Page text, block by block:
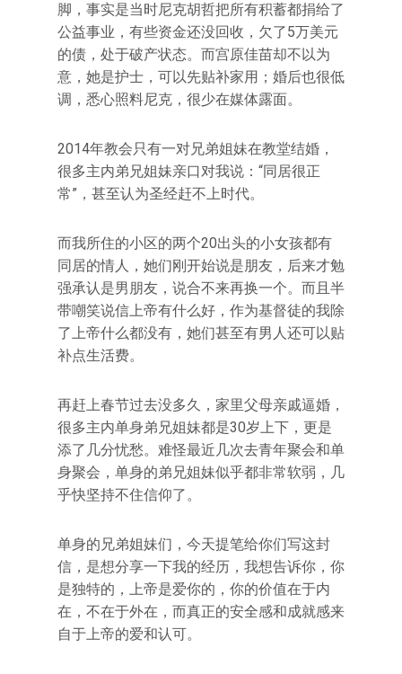
脚，事实是当时尼克胡哲把所有积蓄都捐给了
公益事业，有些资金还没回收，欠了5万美元
的债，处于破产状态。而宫原佳苗却不以为
意，她是护士，可以先贴补家用；婚后也很低
调，悉心照料尼克，很少在媒体露面。
2014年教会只有一对兄弟姐妹在教堂结婚，
很多主内弟兄姐妹亲口对我说：“同居很正
常”，甚至认为圣经赶不上时代。
而我所住的小区的两个20出头的小女孩都有
同居的情人，她们刚开始说是朋友，后来才勉
强承认是男朋友，说合不来再换一个。而且半
带嘲笑说信上帝有什么好，作为基督徒的我除
了上帝什么都没有，她们甚至有男人还可以贴
补点生活费。
再赶上春节过去没多久，家里父母亲戚逼婚，
很多主内单身弟兄姐妹都是30岁上下，更是
添了几分忧愁。难怪最近几次去青年聚会和单
身聚会，单身的弟兄姐妹似乎都非常软弱，几
乎快坚持不住信仰了。
单身的兄弟姐妹们，今天提笔给你们写这封
信，是想分享一下我的经历，我想告诉你，你
是独特的，上帝是爱你的，你的价值在于内
在，不在于外在，而真正的安全感和成就感来
自于上帝的爱和认可。